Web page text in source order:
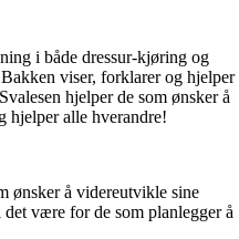
i både dressur-kjøring og
viser, forklarer og hjelper
hjelper de som ønsker å
hjelper alle hverandre!
ønsker å videreutvikle sine
være for de som planlegger å